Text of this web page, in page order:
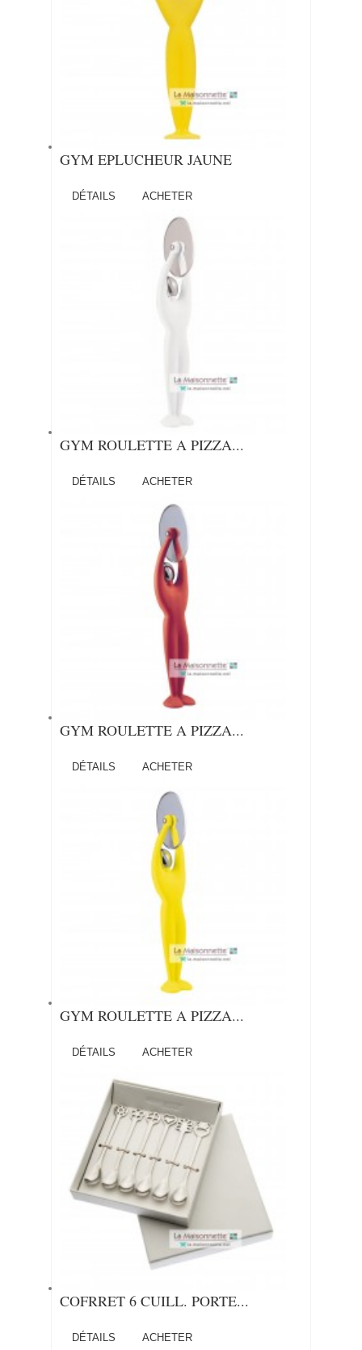
GYM EPLUCHEUR JAUNE
DÉTAILS ACHETER
GYM ROULETTE A PIZZA...
DÉTAILS ACHETER
GYM ROULETTE A PIZZA...
DÉTAILS ACHETER
GYM ROULETTE A PIZZA...
DÉTAILS ACHETER
COFRRET 6 CUILL. PORTE...
DÉTAILS ACHETER